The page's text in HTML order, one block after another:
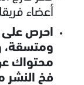
أعضاء
احرص
ومتسقة،
محتواك
فخ